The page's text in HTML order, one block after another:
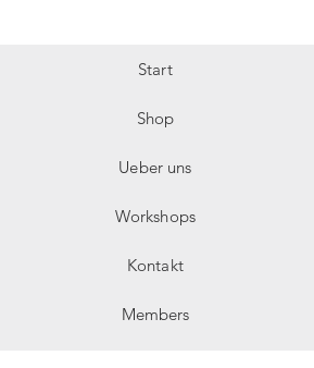
Start
Shop
Ueber uns
Workshops
Kontakt
Members